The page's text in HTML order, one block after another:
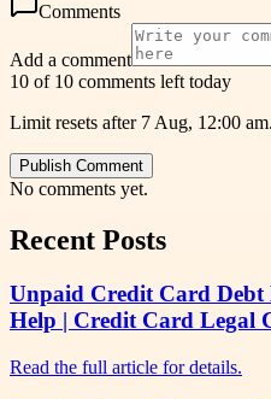
Comments
Add a comment
10 of 10 comments left today
Limit resets after 7 Aug, 12:00 am.
Publish Comment
No comments yet.
Recent Posts
Unpaid Credit Card
Help | Credit Card Legal
Read the full article for details.